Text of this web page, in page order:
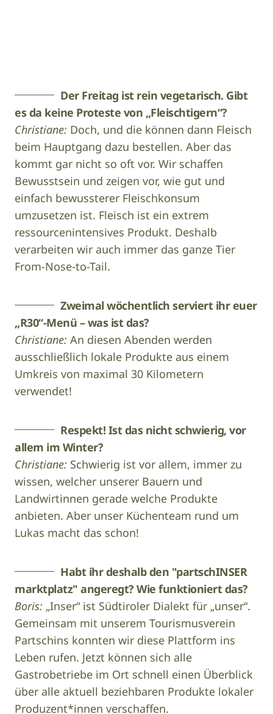
Der Freitag ist rein vegetarisch. Gibt
es da keine Proteste von „Fleischtigern“?
Christiane: Doch, und die können dann Fleisch
beim Hauptgang dazu bestellen. Aber das
kommt gar nicht so oft vor. Wir schaffen
Bewusstsein und zeigen vor, wie gut und
einfach bewussterer Fleischkonsum
umzusetzen ist. Fleisch ist ein extrem
ressourcenintensives Produkt. Deshalb
verarbeiten wir auch immer das ganze Tier
From-Nose-to-Tail.
Zweimal wöchentlich serviert ihr euer
„R30“-Menü – was ist das?
Christiane: An diesen Abenden werden
ausschließlich lokale Produkte aus einem
Umkreis von maximal 30 Kilometern
verwendet!
Respekt! Ist das nicht schwierig, vor
allem im Winter?
Christiane: Schwierig ist vor allem, immer zu
wissen, welcher unserer Bauern und
Landwirtinnen gerade welche Produkte
anbieten. Aber unser Küchenteam rund um
Lukas macht das schon!
Habt ihr deshalb den "partschINSER
marktplatz" angeregt? Wie funktioniert das?
Boris: „Inser“ ist Südtiroler Dialekt für „unser“.
Gemeinsam mit unserem Tourismusverein
Partschins konnten wir diese Plattform ins
Leben rufen. Jetzt können sich alle
Gastrobetriebe im Ort schnell einen Überblick
über alle aktuell beziehbaren Produkte lokaler
Produzent*innen verschaffen.